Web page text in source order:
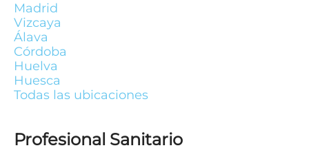
Madrid
Vizcaya
Álava
Córdoba
Huelva
Huesca
Todas las ubicaciones
Profesional Sanitario